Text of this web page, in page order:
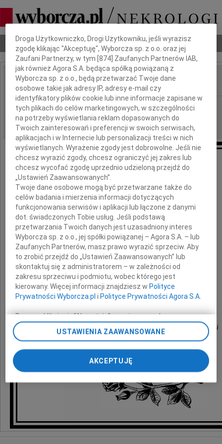
Nekrologi Odeszli Poradnik pogrzebowy
IMIĘ I NAZWISKO:
REGION: Warszawa
DATA EMISJI: 06.05.2010
Naszej Koleżance
Ani Żylak
wyrazy głębokiego współczucia
z powodu śmierci
Babci
składają
Dyrekcja, koleżanki i koledzy
z Zakładu Gospodarowania Nieruchomościami
w Dzielnicy Ochota m.st. Warszawy
Dbamy o Twoją prywatność
Droga Użytkowniczko, Drogi Użytkowniku, jeśli wyrazisz
zgodę klikając "Akceptuję", Wyborcza sp. z o.o. oraz jej
Zaufani Partnerzy, w tym [874] Zaufanych Partnerów IAB,
jak również Agora S.A. będąca spółką powiązaną z
Wyborcza sp. z o.o., będą przetwarzać Twoje dane
osobowe takie jak adresy IP, adresy e-mail czy
identyfikatory plików cookie lub inne informacje zapisane w
tych plikach do celów marketingowych, w szczególności
na potrzeby wyświetlania reklam dopasowanych do
Twoich zainteresowań i preferencji w swoich serwisach,
aplikacjach i w Internecie lub personalizacji treści w nich
wyświetlanych. Wyrażenie zgody jest dobrowolne. Jeśli nie
chcesz wyrazić zgody, chcesz ograniczyć jej zakres lub
chcesz wycofać zgodę uprzednio udzieloną przejdź do
„Ustawień Zaawansowanych”.
Twoje dane osobowe mogą być przetwarzane także do
celów badania i mierzenia informacji dotyczących
funkcjonowania serwisów i aplikacji lub łączone z danymi
dot. świadczonych Tobie usług. Jeśli podstawą
przetwarzania Twoich danych jest uzasadniony interes
Wyborcza sp. z o.o., jej spółki powiązanej – Agora S.A. – lub
Zaufanych Partnerów, masz prawo wyrazić sprzeciw. Aby
to zrobić przejdź do „Ustawień Zaawansowanych” lub
skontaktuj się z administratorem – w zależności od
zakresu sprzeciwu i podmiotu, wobec którego jest
kierowany. Więcej informacji znajdziesz wPolityce
Prywatności Wyborcza.pl iPolityce Prywatności Agora S.A.
Poprzez kliknięcie "Akceptuję" wyrażasz zgodę na
zainstalowanie i przechowywanie plików typu cookie
Wyborczej sp. z o. o. jej Zaufanych Partnerów i Agora S.A.
chwili zmienić swoje preferencje dot. plików cookie,
ponownie wywołując narzędzie do zarządzania Twoimi
preferencjami dot. przetwarzania danych poprzez
odnośnik „Ustawienia prywatności” w stopce serwisu i
przechodząc do sekcji „Ustawienia zaawansowane”.
Zmiana ustawień plików cookie możliwa jest także za
USTAWIENIA ZAAWANSOWANE
AKCEPTUJĘ